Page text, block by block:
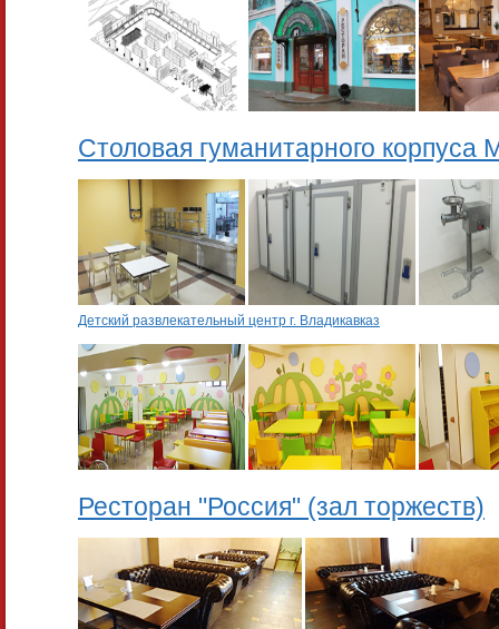
Столовая гуманитарного корпуса
Детский развлекательный центр г. Владикавказ
Ресторан "Россия" (зал торжеств)